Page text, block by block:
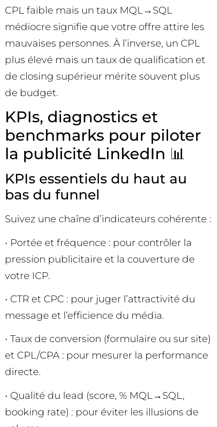
CPL faible mais un taux MQL→SQL
médiocre signifie que votre offre attire les
mauvaises personnes. À l’inverse, un CPL
plus élevé mais un taux de qualification et
de closing supérieur mérite souvent plus
de budget.
KPIs, diagnostics et
benchmarks pour piloter
la publicité LinkedIn 📊
KPIs essentiels du haut au
bas du funnel
Suivez une chaîne d’indicateurs cohérente :
• Portée et fréquence : pour contrôler la
pression publicitaire et la couverture de
votre ICP.
• CTR et CPC : pour juger l’attractivité du
message et l’efficience du média.
• Taux de conversion (formulaire ou sur site)
et CPL/CPA : pour mesurer la performance
directe.
• Qualité du lead (score, % MQL→SQL,
booking rate) : pour éviter les illusions de